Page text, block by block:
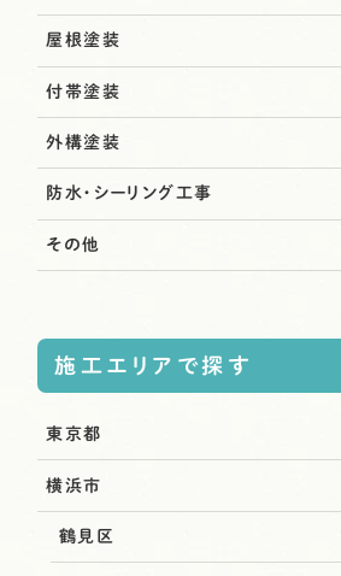
屋根塗装
付帯塗装
外構塗装
防水・シーリング工事
その他
施工エリアで探す
東京都
横浜市
鶴見区